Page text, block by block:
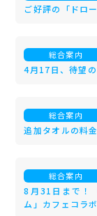
ご好評の「ドロ
総合案内
4月17日、待望
総合案内
追加タオルの料
総合案内
8月31日まで！
ム」カフェコラ